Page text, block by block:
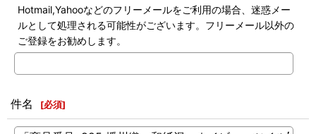
Hotmail,Yahooなどのフリーメールをご利用の場合、迷惑メー
ルとして処理される可能性がございます。フリーメール以外の
ご登録をお勧めします。
件名 [必須]